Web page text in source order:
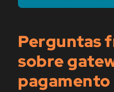
Perguntas
sobre
pagamento